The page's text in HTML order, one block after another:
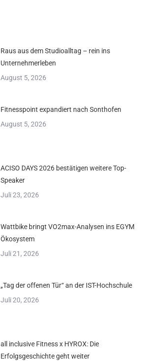
Raus aus dem Studioalltag – rein ins
Unternehmerleben
August 5, 2026
Fitnesspoint expandiert nach Sonthofen
August 5, 2026
ACISO DAYS 2026 bestätigen weitere Top-
Speaker
Juli 23, 2026
Wattbike bringt VO2max-Analysen ins EGYM
Ökosystem
Juli 21, 2026
„Tag der offenen Tür“ an der IST-Hochschule
Juli 20, 2026
all inclusive Fitness x HYROX: Die
Erfolgsgeschichte geht weiter